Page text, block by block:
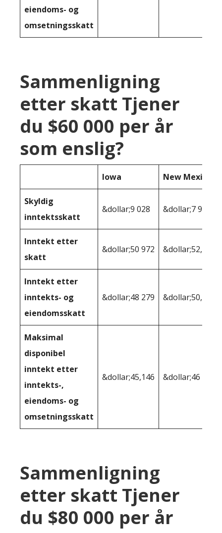
eiendoms- og
omsetningsskatt
Sammenligning
etter skatt Tjener
du $60 000 per år
som enslig?
Iowa New Mexico
Skyldig
inntektsskatt
&dollar;9 028 &dollar;7 994
Inntekt etter
skatt
&dollar;50 972 &dollar;52,006
Inntekt etter
inntekts- og
eiendomsskatt
&dollar;48 279 &dollar;50,243
Maksimal
disponibel
inntekt etter
inntekts-,
eiendoms- og
omsetningsskatt
&dollar;45,146 &dollar;46 591
Sammenligning
etter skatt Tjener
du $80 000 per år